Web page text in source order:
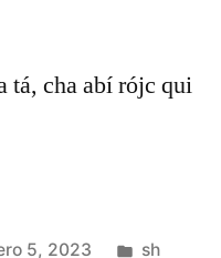
tá, cha abí rójc qui
5, 2023 sh